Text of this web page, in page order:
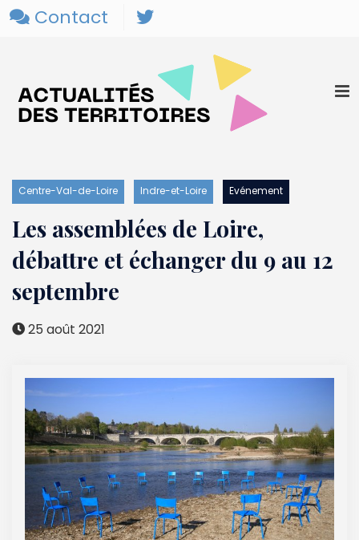
Contact
Centre-Val-de-Loire Indre-et-Loire Evénement
Les assemblées de Loire,
débattre et échanger du 9 au 12
septembre
25 août 2021